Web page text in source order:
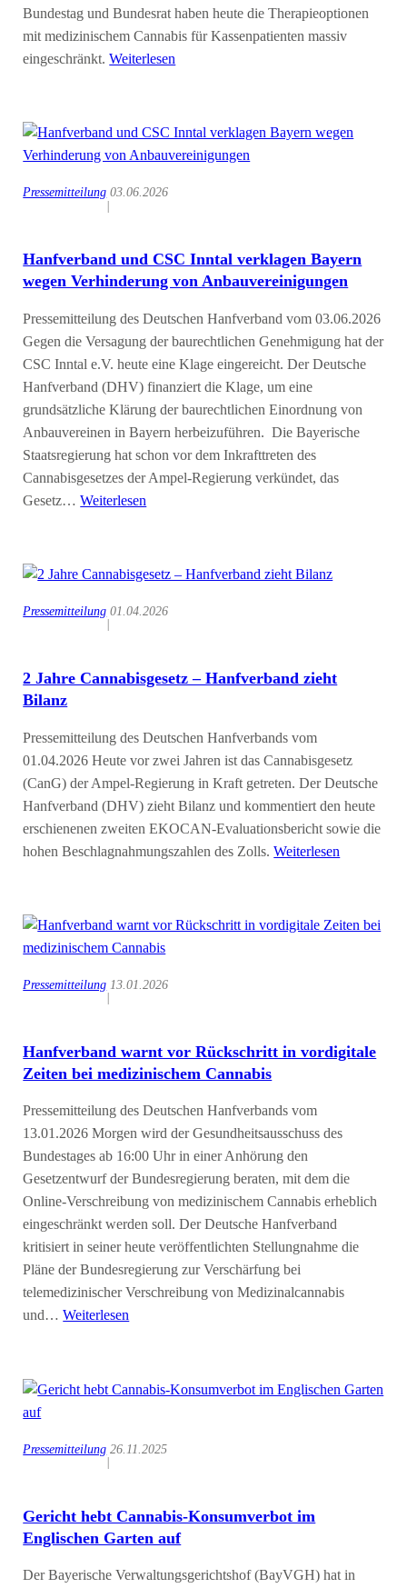
Bundestag und Bundesrat haben heute die Therapieoptionen
mit medizinischem Cannabis für Kassenpatienten massiv
eingeschränkt.Weiterlesen
Pressemitteilung
|
03.06.2026
Hanfverband und CSC Inntal verklagen Bayern
wegen Verhinderung von Anbauvereinigungen
Pressemitteilung des Deutschen Hanfverband vom 03.06.2026
Gegen die Versagung der baurechtlichen Genehmigung hat der
CSC Inntal e.V. heute eine Klage eingereicht. Der Deutsche
Hanfverband (DHV) finanziert die Klage, um eine
grundsätzliche Klärung der baurechtlichen Einordnung von
Anbauvereinen in Bayern herbeizuführen. Die Bayerische
Staatsregierung hat schon vor dem Inkrafttreten des
Cannabisgesetzes der Ampel-Regierung verkündet, das
Gesetz…Weiterlesen
Pressemitteilung
|
01.04.2026
2 Jahre Cannabisgesetz – Hanfverband zieht
Bilanz
Pressemitteilung des Deutschen Hanfverbands vom
01.04.2026 Heute vor zwei Jahren ist das Cannabisgesetz
(CanG) der Ampel-Regierung in Kraft getreten. Der Deutsche
Hanfverband (DHV) zieht Bilanz und kommentiert den heute
erschienenen zweiten EKOCAN-Evaluationsbericht sowie die
hohen Beschlagnahmungszahlen des Zolls.Weiterlesen
Pressemitteilung
|
13.01.2026
Hanfverband warnt vor Rückschritt in vordigitale
Zeiten bei medizinischem Cannabis
Pressemitteilung des Deutschen Hanfverbands vom
13.01.2026 Morgen wird der Gesundheitsausschuss des
Bundestages ab 16:00 Uhr in einer Anhörung den
Gesetzentwurf der Bundesregierung beraten, mit dem die
Online-Verschreibung von medizinischem Cannabis erheblich
eingeschränkt werden soll. Der Deutsche Hanfverband
kritisiert in seiner heute veröffentlichten Stellungnahme die
Pläne der Bundesregierung zur Verschärfung bei
telemedizinischer Verschreibung von Medizinalcannabis
und…Weiterlesen
Pressemitteilung
|
26.11.2025
Gericht hebt Cannabis-Konsumverbot im
Englischen Garten auf
Der Bayerische Verwaltungsgerichtshof (BayVGH) hat in